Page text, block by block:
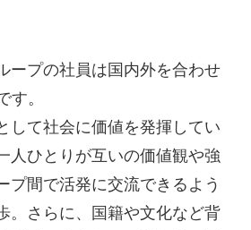
ープの社員は国内外を合わせ
す。
して社会に価値を発揮してい
人ひとりが互いの価値観や強
プ間で活発に交流できるよう
。さらに、国籍や文化など背